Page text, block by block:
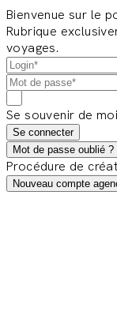
Bienvenue sur le
Rubrique
voyages.
Se souvenir de moi
Se connecter
Mot de passe oublié ?
Procédure de
Nouveau compte